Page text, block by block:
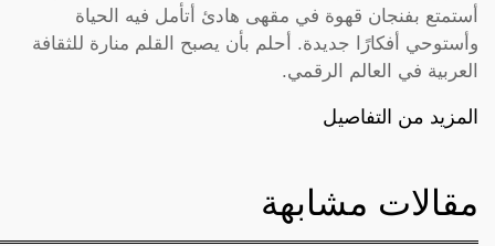
أستمتع بفنجان قهوة في مقهى هادئ أتأمل فيه الحياة
وأستوحي أفكارًا جديدة. أحلم بأن يصبح القلم منارة للثقافة
العربية في العالم الرقمي.
المزيد من التفاصيل
مقالات مشابهة